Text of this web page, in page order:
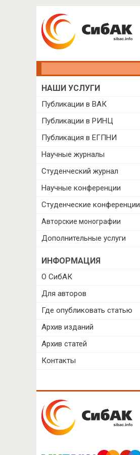
НАШИ УСЛУГИ
Публикации в ВАК
Публикации в РИНЦ
Публикация в ЕГПНИ
Научные журналы
Студенческий журнал
Научные конференции
Студенческие конференции
Авторские монографии
Дополнительные услуги
ИНФОРМАЦИЯ
О СибАК
Для авторов
Где опубликовать статью
Архив изданий
Архив статей
Контакты